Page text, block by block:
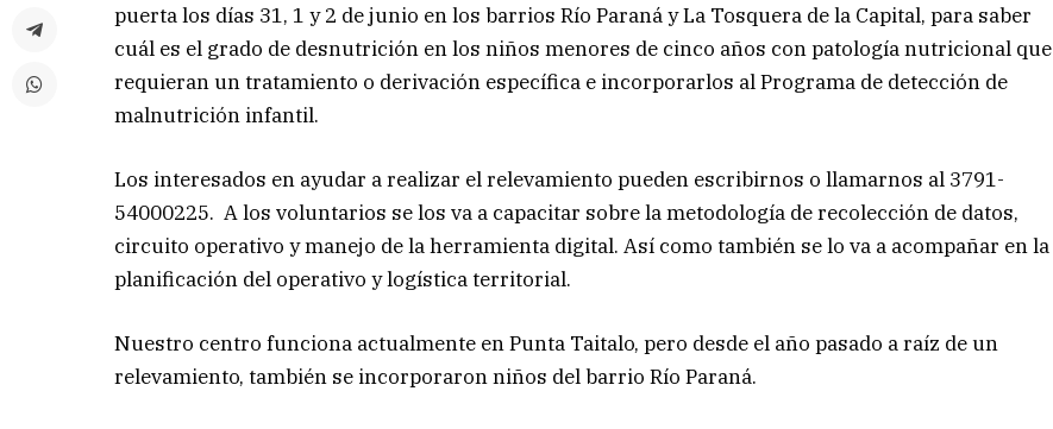
puerta los días 31, 1 y 2 de junio en los barrios Río Paraná y La Tosquera de la Capital, para saber
cuál es el grado de desnutrición en los niños menores de cinco años con patología nutricional que
requieran un tratamiento o derivación específica e incorporarlos al Programa de detección de
malnutrición infantil.
Los interesados en ayudar a realizar el relevamiento pueden escribirnos o llamarnos al 3791-
54000225. A los voluntarios se los va a capacitar sobre la metodología de recolección de datos,
circuito operativo y manejo de la herramienta digital. Así como también se lo va a acompañar en la
planificación del operativo y logística territorial.
Nuestro centro funciona actualmente en Punta Taitalo, pero desde el año pasado a raíz de un
relevamiento, también se incorporaron niños del barrio Río Paraná.